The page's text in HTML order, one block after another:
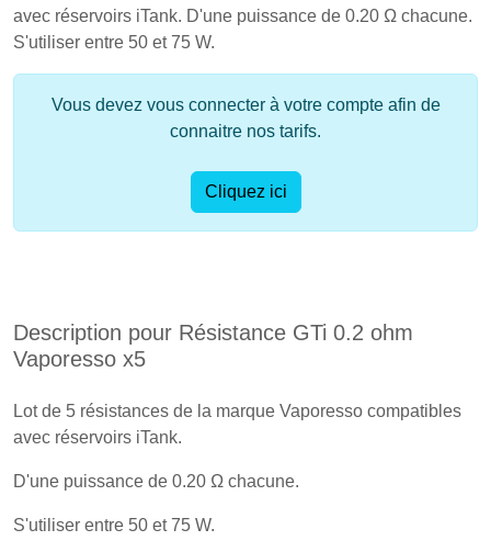
avec réservoirs iTank. D'une puissance de 0.20 Ω chacune.
S'utiliser entre 50 et 75 W.
Vous devez vous connecter à votre compte afin de
connaitre nos tarifs.
Cliquez ici
Description pour Résistance GTi 0.2 ohm
Vaporesso x5
Lot de 5 résistances de la marque Vaporesso compatibles
avec réservoirs iTank.
D'une puissance de 0.20 Ω chacune.
S'utiliser entre 50 et 75 W.